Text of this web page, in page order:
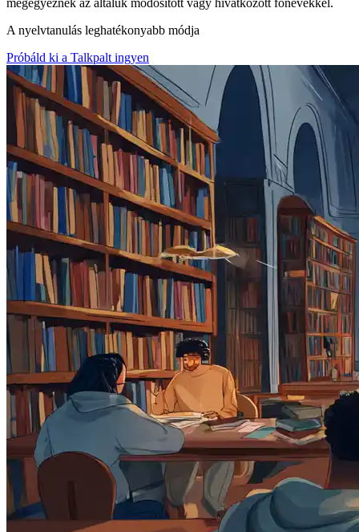
A nyelvtanulás leghatékonyabb módja
Próbáld ki a Talkpalt ingyen